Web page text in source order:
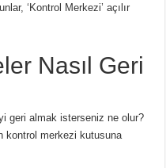
‘Kontrol Merkezi’ açılır
Nasıl Geri
geri almak isterseniz ne olur?
kontrol merkezi kutusuna